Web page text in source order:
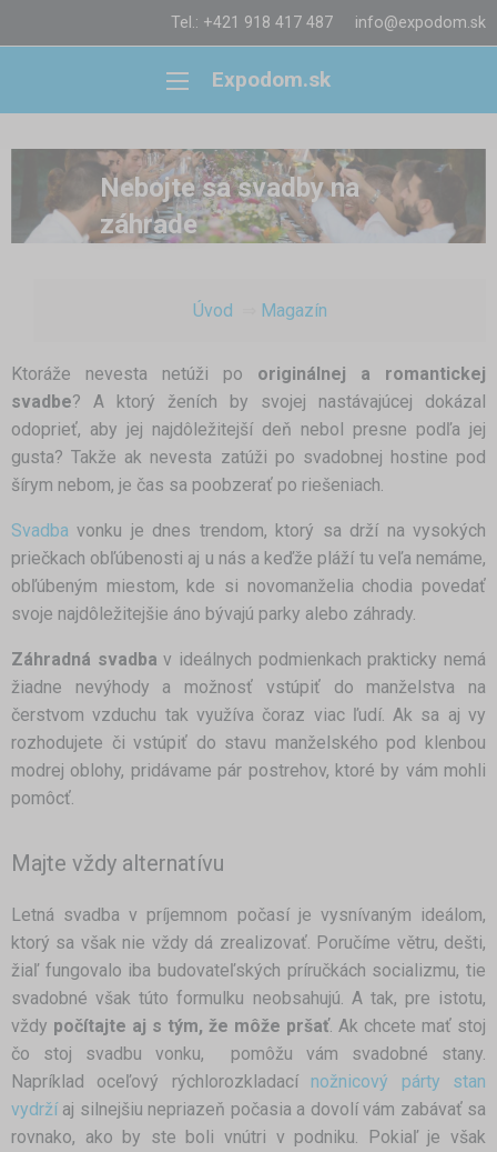
Tel.: +421 918 417 487 info@expodom.sk
Expodom.sk
Nebojte sa svadby na
záhrade
Úvod Magazín
Ktoráže nevesta netúži po originálnej a romantickej
svadbe? A ktorý ženích by svojej nastávajúcej dokázal
odoprieť, aby jej najdôležitejší deň nebol presne podľa jej
gusta? Takže ak nevesta zatúži po svadobnej hostine pod
šírym nebom, je čas sa poobzerať po riešeniach.
Svadba vonku je dnes trendom, ktorý sa drží na vysokých
priečkach obľúbenosti aj u nás a keďže pláží tu veľa nemáme,
obľúbeným miestom, kde si novomanželia chodia povedať
svoje najdôležitejšie áno bývajú parky alebo záhrady.
Záhradná svadba v ideálnych podmienkach prakticky nemá
žiadne nevýhody a možnosť vstúpiť do manželstva na
čerstvom vzduchu tak využíva čoraz viac ľudí. Ak sa aj vy
rozhodujete či vstúpiť do stavu manželského pod klenbou
modrej oblohy, pridávame pár postrehov, ktoré by vám mohli
pomôcť.
Majte vždy alternatívu
Letná svadba v príjemnom počasí je vysnívaným ideálom,
ktorý sa však nie vždy dá zrealizovať. Poručíme větru, dešti,
žiaľ fungovalo iba budovateľských príručkách socializmu, tie
svadobné však túto formulku neobsahujú. A tak, pre istotu,
vždy počítajte aj s tým, že môže pršať. Ak chcete mať stoj
čo stoj svadbu vonku, pomôžu vám svadobné stany.
Napríklad oceľový rýchlorozkladacínožnicový párty stan
vydržíaj silnejšiu nepriazeň počasia a dovolí vám zabávať sa
rovnako, ako by ste boli vnútri v podniku. Pokiaľ je však